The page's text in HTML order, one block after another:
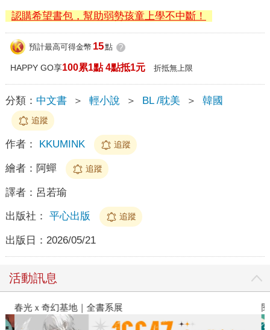
認購希望書包，幫助弱勢孩童上學不中斷！
預計最高可得金幣 15點 ?
HAPPY GO享100累1點 4點抵1元 折抵無上限
分類： 中文書 ＞ 輕小說 ＞ BL /耽美 ＞ 韓國
追蹤
作者： KKUMINK 追蹤
繪者： 阿蟬 追蹤
譯者： 呂若瑜
出版社： 平心出版 追蹤
出版日： 2026/05/21
活動訊息
春光ｘ奇幻基地｜全書系展